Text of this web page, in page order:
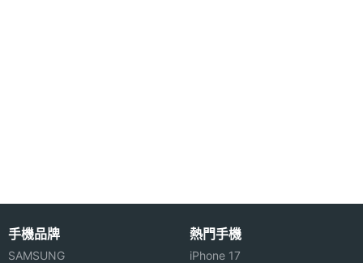
手機品牌
SAMSUNG
熱門手機
iPhone 17